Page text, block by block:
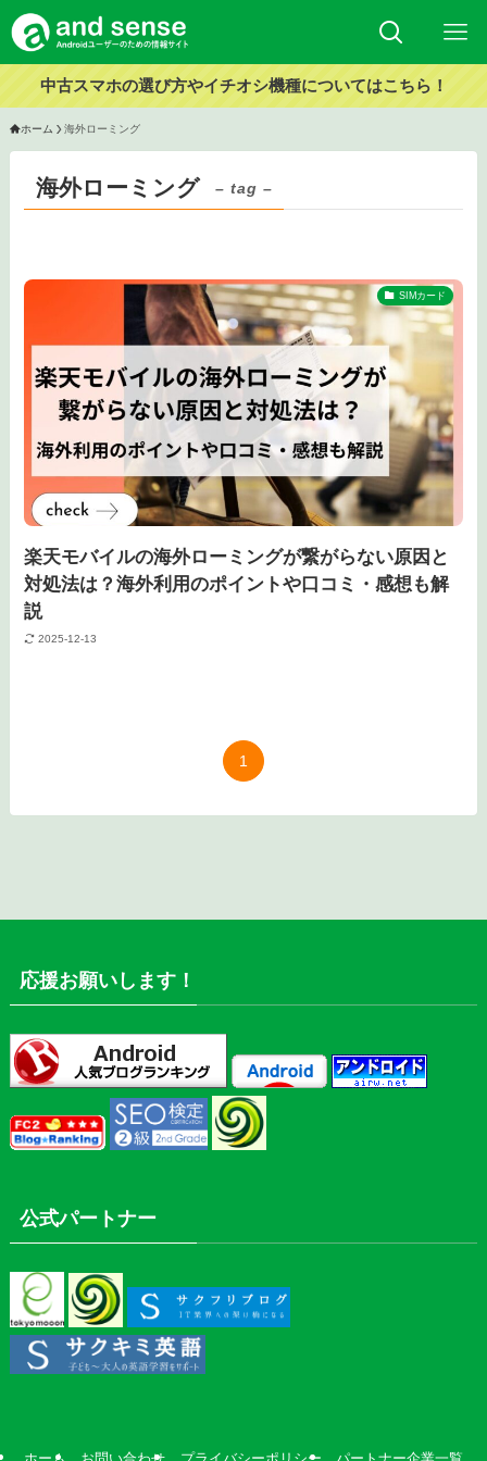
中古スマホの選び方やイチオシ機種についてはこちら！
ホーム 海外ローミング
海外ローミング – tag –
SIMカード
楽天モバイルの海外ローミングが繋がらない原因と
対処法は？海外利用のポイントや口コミ・感想も解
説
2025-12-13
1
応援お願いします！
公式パートナー